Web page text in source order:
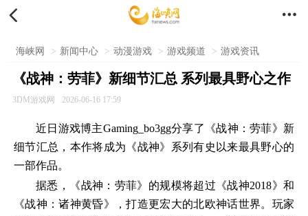
 
海峡网 > 新闻中心 > 动漫游戏 > 游戏频道 > 游戏资讯
《战神：劳菲》新细节汇总 系列最具野心之作
3DM游戏网 2026-06-16 17:59
近日游戏博主Gaming_bo3gg分享了《战神：劳菲》新
细节汇总，本作将成为《战神》系列有史以来最具野心的
一部作品。
据悉，《战神：劳菲》的规模将超过《战神2018》和
《战神：诸神黄昏》，打造更宏大的北欧神话世界。玩家